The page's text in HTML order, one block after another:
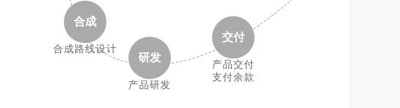
合成
合成路线设计
研发
产品研发
交付
产品交付
支付余款